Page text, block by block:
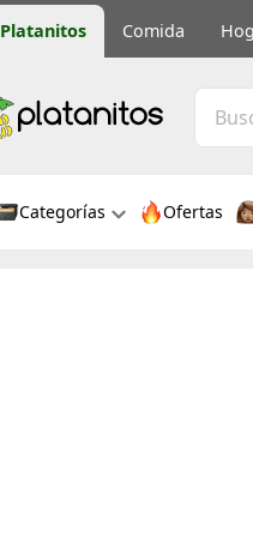
Platanitos Comida
Categorías Ofertas